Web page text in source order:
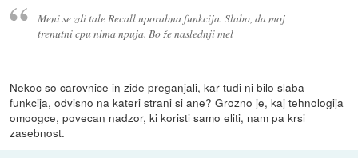
Meni se zdi tale Recall uporabna funkcija. Slabo, da moj
trenutni cpu nima npuja. Bo že naslednji mel
Nekoc so carovnice in zide preganjali, kar tudi ni bilo slaba
funkcija, odvisno na kateri strani si ane? Grozno je, kaj tehnologija
omoogce, povecan nadzor, ki koristi samo eliti, nam pa krsi
zasebnost.